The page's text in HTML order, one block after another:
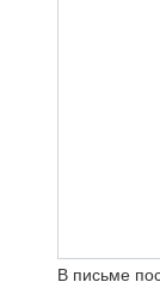
В письме